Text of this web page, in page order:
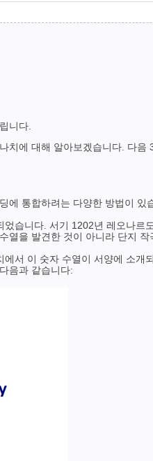
니다.
에 대해 알아보겠습니다. 다
에 통합하려는 다양한 방법이 있
습니다. 서기 1202년 레오나르
을 발견한 것이 아니라 단지 작
서 이 숫자 수열이 서양에 소
음과 같습니다: